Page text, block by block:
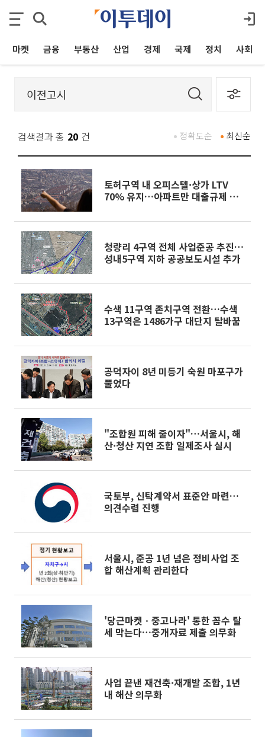
마켓 금융 부동산 산업 경제 국제 정치 사회
검색결과 총 20 건 최신순
정확도순
토허구역 내 오피스텔·상가 LTV
70% 유지…아파트만 대출규제 적
청량리 4구역 전체 사업준공 추진…
성내5구역 지하 공공보도시설 추가
수색 11구역 존치구역 전환…수색
13구역은 1486가구 대단지 탈바꿈
공덕자이 8년 미등기 숙원 마포구가
풀었다
"조합원 피해 줄이자"…서울시, 해
산·청산 지연 조합 일제조사 실시
국토부, 신탁계약서 표준안 마련…
의견수렴 진행
서울시, 준공 1년 넘은 정비사업 조
합 해산계획 관리한다
'당근마켓ㆍ중고나라' 통한 꼼수 탈
세 막는다…중개자료 제출 의무화
사업 끝낸 재건축·재개발 조합, 1년
내 해산 의무화